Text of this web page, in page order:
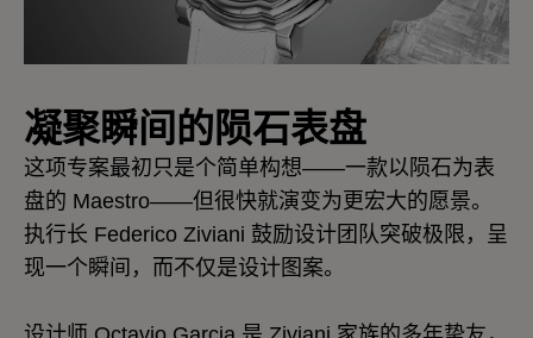
凝聚瞬间的陨石表盘
这项专案最初只是个简单构想——一款以陨石为表
盘的 Maestro——但很快就演变为更宏大的愿景。
执行长 Federico Ziviani 鼓励设计团队突破极限，呈
现一个瞬间，而不仅是设计图案。